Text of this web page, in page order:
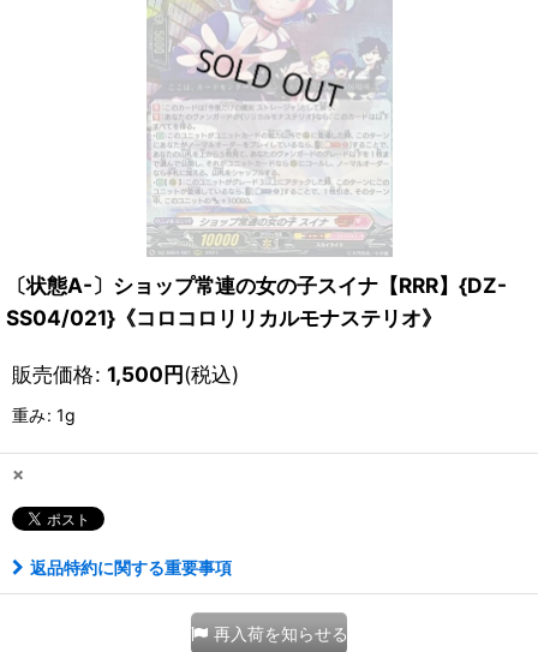
〔状態A-〕ショップ常連の女の子スイナ【RRR】{DZ-
SS04/021}《コロコロリリカルモナステリオ》
販売価格: 1,500円(税込)
重み: 1g
×
返品特約に関する重要事項
再入荷を知らせる